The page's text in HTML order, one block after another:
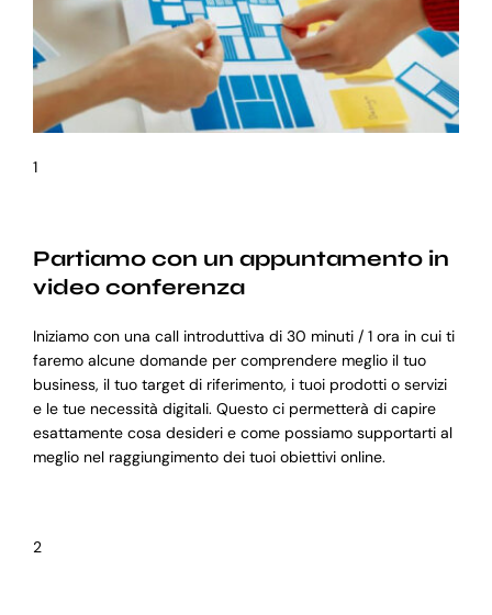
1
Partiamo con un appuntamento in
video conferenza
Iniziamo con una call introduttiva di 30 minuti / 1 ora in cui ti
faremo alcune domande per comprendere meglio il tuo
business, il tuo target di riferimento, i tuoi prodotti o servizi
e le tue necessità digitali. Questo ci permetterà di capire
esattamente cosa desideri e come possiamo supportarti al
meglio nel raggiungimento dei tuoi obiettivi online.
2